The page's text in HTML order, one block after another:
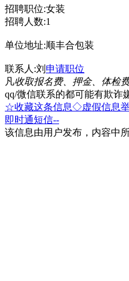
招聘职位:女装
招聘人数:1
单位地址:顺丰合包装
联系人:刘 申请职位
凡收取报名费、押金、体检
qq/微信联系的都可能有欺诈
☆收藏这条信息◇虚假信息
即时通短信--
该信息由用户发布，内容中